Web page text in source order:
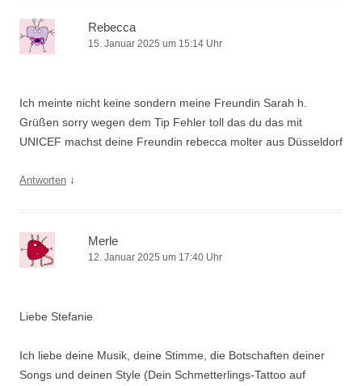
Rebecca
15. Januar 2025 um 15:14 Uhr
Ich meinte nicht keine sondern meine Freundin Sarah h.
Grüßen sorry wegen dem Tip Fehler toll das du das mit
UNICEF machst deine Freundin rebecca molter aus Düsseldorf
Antworten ↓
Merle
12. Januar 2025 um 17:40 Uhr
Liebe Stefanie
Ich liebe deine Musik, deine Stimme, die Botschaften deiner
Songs und deinen Style (Dein Schmetterlings-Tattoo auf